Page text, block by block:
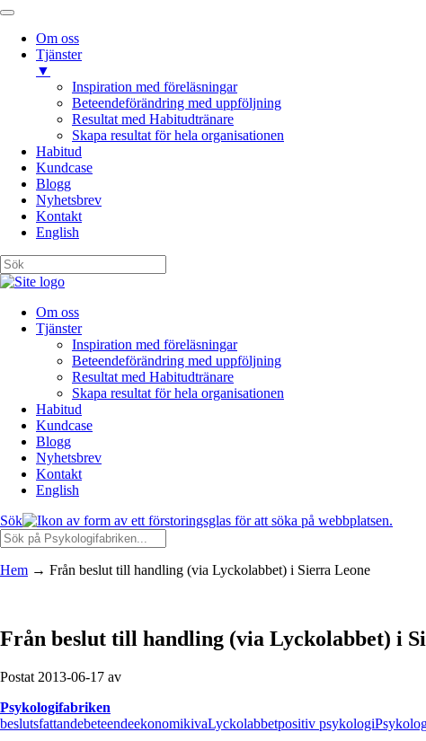
Om oss
Tjänster
▼
Inspiration med föreläsningar
Beteendeförändring med uppföljning
Resultat med Habitudtränare
Skapa resultat för hela organisationen
Habitud
Kundcase
Blogg
Nyhetsbrev
Kontakt
English
Om oss
Tjänster
Inspiration med föreläsningar
Beteendeförändring med uppföljning
Resultat med Habitudtränare
Skapa resultat för hela organisationen
Habitud
Kundcase
Blogg
Nyhetsbrev
Kontakt
English
Sök
Hem → Från beslut till handling (via Lyckolabbet) i Sierra Leone
Från beslut till handling (via Lyckolabbet) i
Postat 2013-06-17 av
Psykologifabriken
beslutsfattandebeteendeekonomikivaLyckolabbetpositiv psykologi